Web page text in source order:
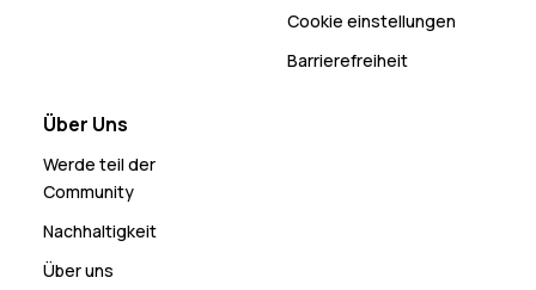
Cookie einstellungen
Barrierefreiheit
Über Uns
Werde teil der
Community
Nachhaltigkeit
Über uns